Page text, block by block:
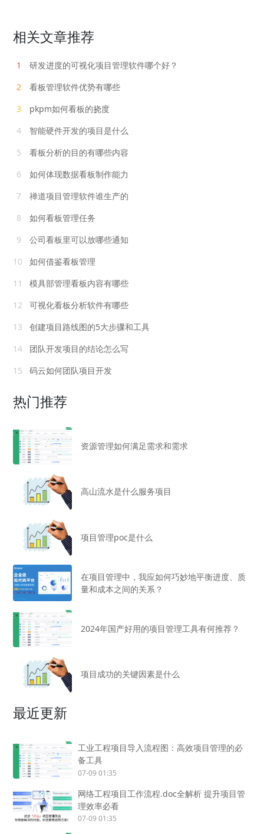
相关文章推荐
1
研发进度的可视化项目管理软件哪个好？
2
看板管理软件优势有哪些
3
pkpm如何看板的挠度
4
智能硬件开发的项目是什么
5
看板分析的目的有哪些内容
6
如何体现数据看板制作能力
7
禅道项目管理软件谁生产的
8
如何看板管理任务
9
公司看板里可以放哪些通知
10
如何借鉴看板管理
11
模具部管理看板内容有哪些
12
可视化看板分析软件有哪些
13
创建项目路线图的5大步骤和工具
14
团队开发项目的结论怎么写
15
码云如何团队项目开发
热门推荐
资源管理如何满足需求和需求
高山流水是什么服务项目
项目管理poc是什么
在项目管理中，我应如何巧妙地平衡进度、质
量和成本之间的关系？
2024年国产好用的项目管理工具有何推荐？
项目成功的关键因素是什么
最近更新
工业工程项目导入流程图：高效项目管理的必
备工具
07-09 01:35
网络工程项目工作流程.doc全解析 提升项目管
理效率必看
07-09 01:35